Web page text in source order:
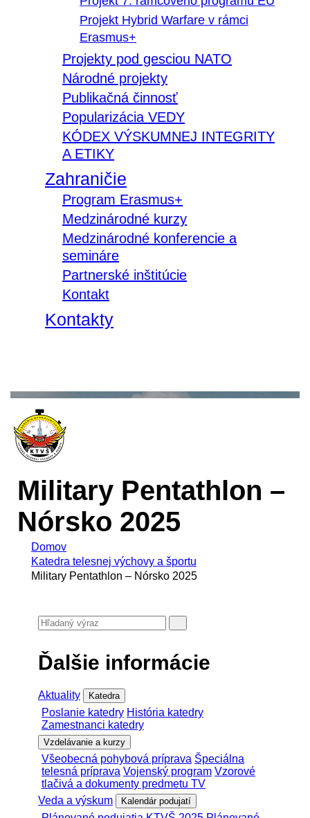
Projekt Hybrid Warfare v rámci
Erasmus+
Projekty pod gesciou NATO
Národné projekty
Publikačná činnosť
Popularizácia VEDY
KÓDEX VÝSKUMNEJ INTEGRITY
A ETIKY
Zahraničie
Program Erasmus+
Medzinárodné kurzy
Medzinárodné konferencie a
semináre
Partnerské inštitúcie
Kontakt
Kontakty
Military Pentathlon –
Nórsko 2025
Domov
Katedra telesnej výchovy a športu
Military Pentathlon – Nórsko 2025
Ďalšie informácie
Aktuality Katedra
Poslanie katedry História katedry
Zamestnanci katedry
Vzdelávanie a kurzy
Všeobecná pohybová príprava Špeciálna
telesná príprava Vojenský program Vzorové
tlačivá a dokumenty predmetu TV
Veda a výskum
Kalendár podujatí